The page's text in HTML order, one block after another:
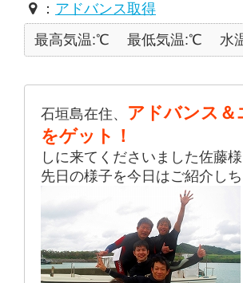
： アドバンス取得
最高気温:℃
最低気温:℃ 水
石垣島在住、 アドバンス
をゲット！
しに来てくださいました佐藤様
先日の様子を今日はご紹介し